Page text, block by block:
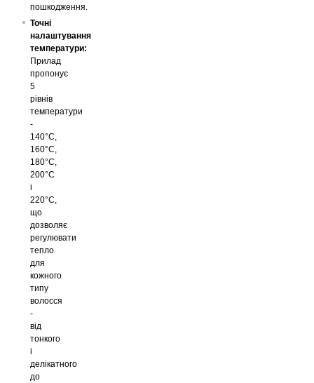
пошкодження.
Точні
налаштування
температури:
Прилад
пропонує
5
рівнів
температури
-
140°C,
160°C,
180°C,
200°C
і
220°C,
що
дозволяє
регулювати
тепло
для
кожного
типу
волосся
-
від
тонкого
і
делікатного
до